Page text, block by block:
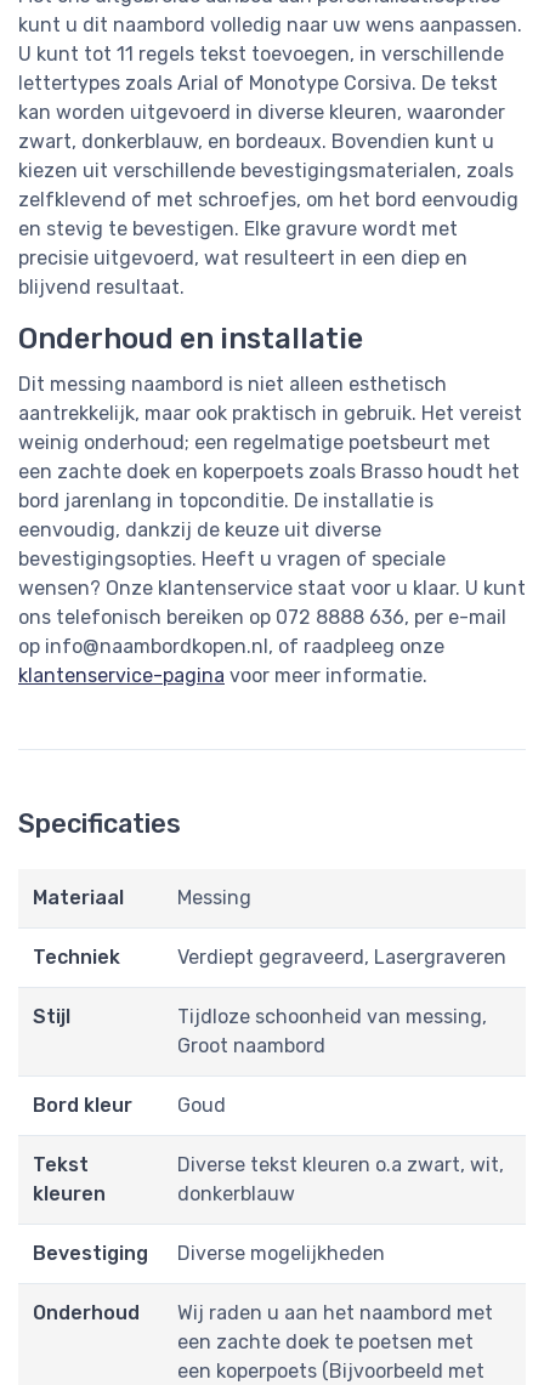
kunt u dit naambord volledig naar uw wens aanpassen.
U kunt tot 11 regels tekst toevoegen, in verschillende
lettertypes zoals Arial of Monotype Corsiva. De tekst
kan worden uitgevoerd in diverse kleuren, waaronder
zwart, donkerblauw, en bordeaux. Bovendien kunt u
kiezen uit verschillende bevestigingsmaterialen, zoals
zelfklevend of met schroefjes, om het bord eenvoudig
en stevig te bevestigen. Elke gravure wordt met
precisie uitgevoerd, wat resulteert in een diep en
blijvend resultaat.
Onderhoud en installatie
Dit messing naambord is niet alleen esthetisch
aantrekkelijk, maar ook praktisch in gebruik. Het vereist
weinig onderhoud; een regelmatige poetsbeurt met
een zachte doek en koperpoets zoals Brasso houdt het
bord jarenlang in topconditie. De installatie is
eenvoudig, dankzij de keuze uit diverse
bevestigingsopties. Heeft u vragen of speciale
wensen? Onze klantenservice staat voor u klaar. U kunt
ons telefonisch bereiken op 072 8888 636, per e-mail
op info@naambordkopen.nl , of raadpleeg onze
klantenservice-pagina voor meer informatie.
Specificaties
Materiaal Messing
Techniek Verdiept gegraveerd, Lasergraveren
Stijl
Tijdloze schoonheid van messing,
Groot naambord
Bord kleur Goud
Tekst
kleuren
Diverse tekst kleuren o.a zwart, wit,
donkerblauw
Bevestiging Diverse mogelijkheden
Onderhoud
Wij raden u aan het naambord met
een zachte doek te poetsen met
een koperpoets (Bijvoorbeeld met